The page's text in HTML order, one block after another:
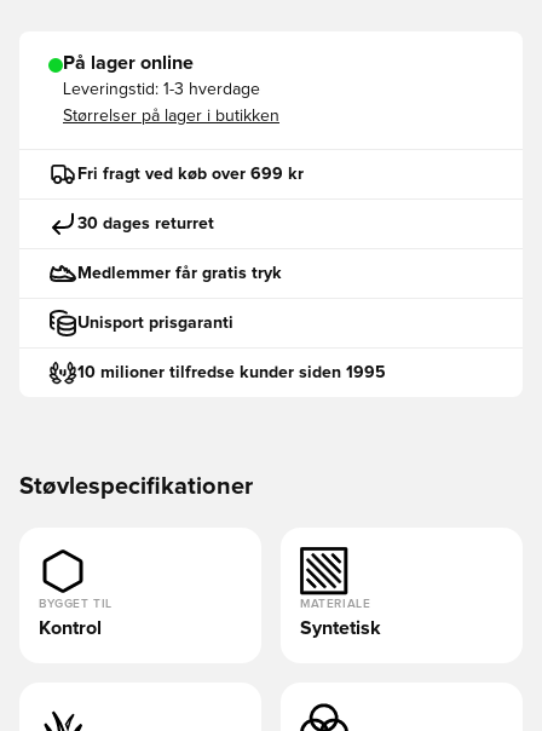
På lager online
Leveringstid: 1-3 hverdage
Størrelser på lager i butikken
Fri fragt ved køb over 699 kr
30 dages returret
Medlemmer får gratis tryk
Unisport prisgaranti
10 milioner tilfredse kunder siden 1995
Støvlespecifikationer
BYGGET TIL
Kontrol
MATERIALE
Syntetisk